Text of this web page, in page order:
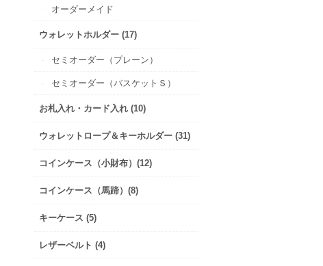
オーダーメイド
ウォレットホルダー (17)
セミオーダー（プレーン）
セミオーダー（バスケットＳ）
お札入れ・カード入れ (10)
ウォレットロープ＆キーホルダー (31)
コインケース（小財布）(12)
コインケース（馬蹄）(8)
キーケース (5)
レザーベルト (4)